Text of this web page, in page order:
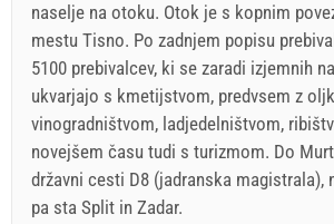
naselje na otoku. Otok je s kopnim
mestu Tisno. Po zadnjem popisu
5100 prebivalcev, ki se zaradi izjemnih
ukvarjajo s kmetijstvom, predvsem z
vinogradništvom, ladjedelništvom,
novejšem času tudi s turizmom. Do
državni cesti D8 (jadranska magistrala),
pa sta Split in Zadar.